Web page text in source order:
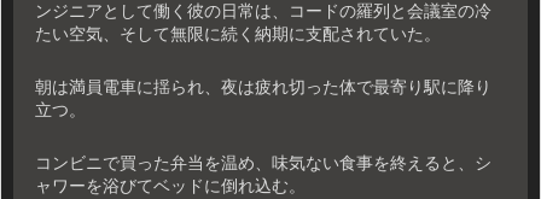
ンジニアとして働く彼の日常は、コードの羅列と会議室の冷
たい空気、そして無限に続く納期に支配されていた。
朝は満員電車に揺られ、夜は疲れ切った体で最寄り駅に降り
立つ。
コンビニで買った弁当を温め、味気ない食事を終えると、シ
ャワーを浴びてベッドに倒れ込む。